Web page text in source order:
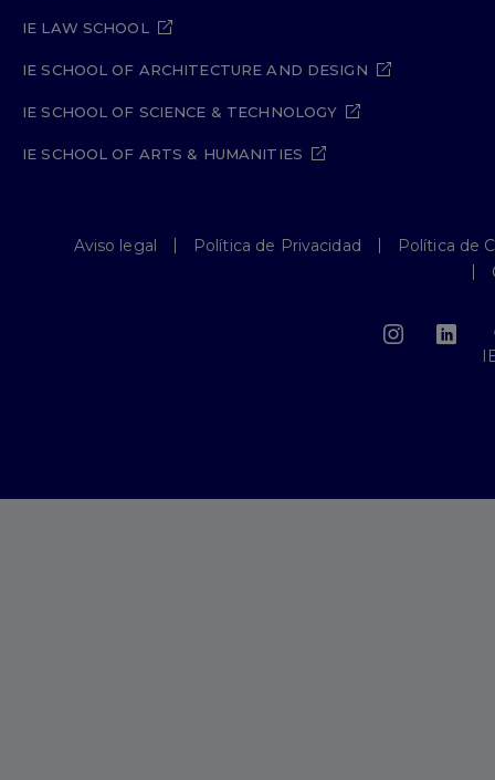
IE LAW SCHOOL
IE SCHOOL OF ARCHITECTURE AND DESIGN
IE SCHOOL OF SCIENCE & TECHNOLOGY
IE SCHOOL OF ARTS & HUMANITIES
Aviso legal Política de Privacidad
Política de